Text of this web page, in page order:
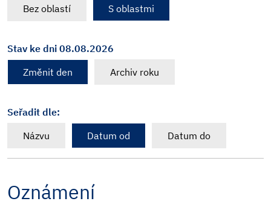
Bez oblastí
S oblastmi
Stav ke dni 08.08.2026
Změnit den
Archiv roku
Seřadit dle:
Názvu
Datum od Datum do
Oznámení